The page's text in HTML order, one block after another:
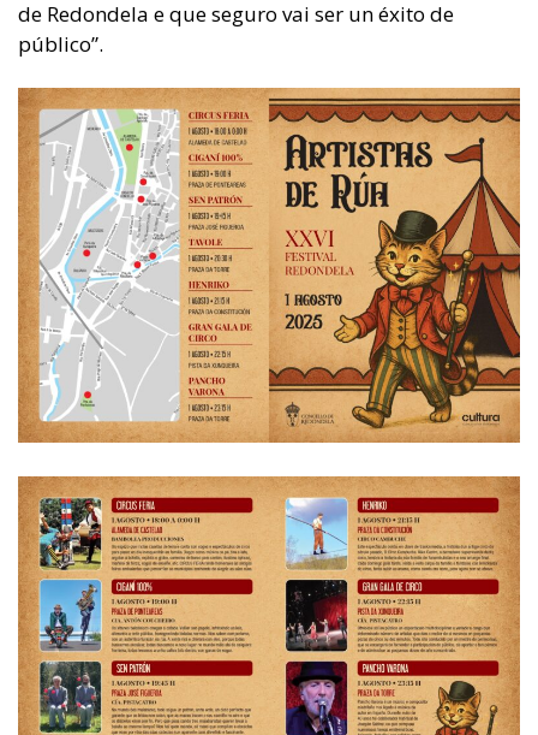
de Redondela e que seguro vai ser un éxito de
público”.